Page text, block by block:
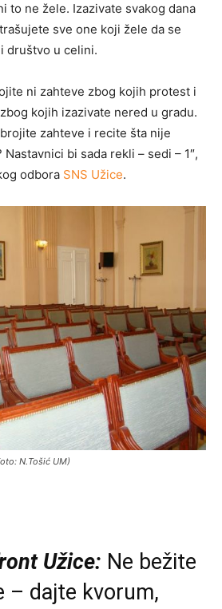
to ne žele. Izazivate svakog dana
sve one koji žele da se
društvo u celini.
ni zahteve zbog kojih protest i
kojih izazivate nered u gradu.
zahteve i recite šta nije
bi sada rekli – sedi – 1″,
odbora SNS Užice.
N.Tošić UM)
Užice: Ne bežite
– dajte kvorum,